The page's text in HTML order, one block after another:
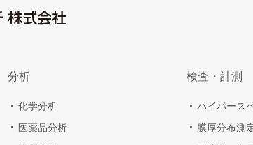
分析
化学分析
医薬品分析
検査・計測
ハイパース
膜厚分布測